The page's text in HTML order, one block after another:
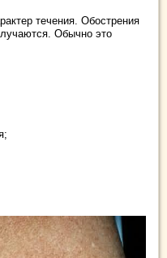
течения. Обострения
Обычно это